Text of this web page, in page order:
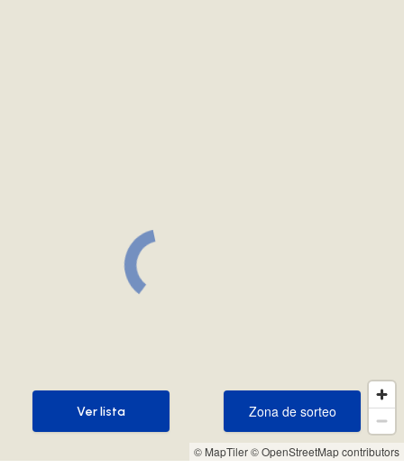
© MapTiler© OpenStreetMap contributors
Zona de sorteo
Zona de sorteo
Ver lista
Ver lista